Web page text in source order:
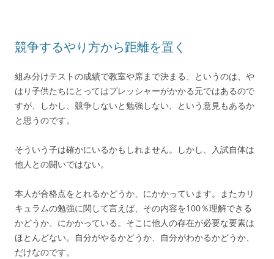
競争するやり方から距離を置く
組み分けテストの成績で教室や席まで決まる、というのは、や
はり子供たちにとってはプレッシャーがかかる元ではあるので
すが、しかし、競争しないと勉強しない、という意見もあるか
と思うのです。
そういう子は確かにいるかもしれません。しかし、入試自体は
他人との闘いではない。
本人が合格点をとれるかどうか、にかかっています。またカリ
キュラムの勉強に関して言えば、その内容を100％理解できる
かどうか、にかかっている。そこに他人の存在が必要な要素は
ほとんどない。自分がやるかどうか、自分がわかるかどうか、
だけなのです。